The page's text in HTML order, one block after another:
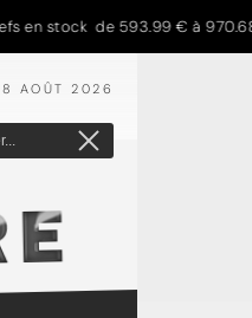
de 593.99 € à 970.68 €
AOÛT 2026